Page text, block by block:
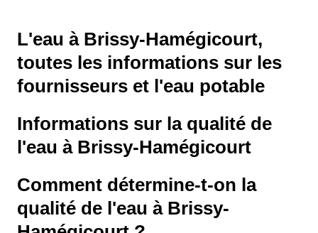
L'eau à Brissy-Hamégicourt,
toutes les informations sur les
fournisseurs et l'eau potable
Informations sur la qualité de
l'eau à Brissy-Hamégicourt
Comment détermine-t-on la
qualité de l'eau à Brissy-